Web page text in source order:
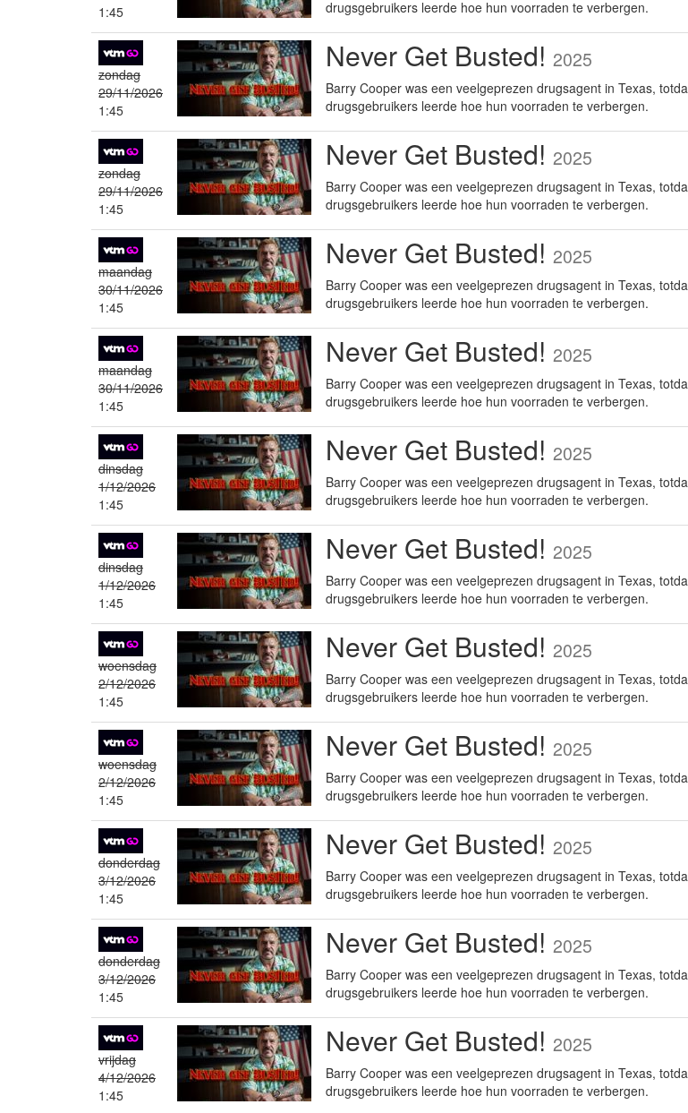
1:45
drugsgebruikers leerde hoe hun voorraden te verbergen.
zondag
29/11/2026
1:45
Never Get Busted! 2025
Barry Cooper was een veelgeprezen drugsagent in Texas,
drugsgebruikers leerde hoe hun voorraden te verbergen.
zondag
29/11/2026
1:45
Never Get Busted! 2025
Barry Cooper was een veelgeprezen drugsagent in Texas,
drugsgebruikers leerde hoe hun voorraden te verbergen.
maandag
30/11/2026
1:45
Never Get Busted! 2025
Barry Cooper was een veelgeprezen drugsagent in Texas,
drugsgebruikers leerde hoe hun voorraden te verbergen.
maandag
30/11/2026
1:45
Never Get Busted! 2025
Barry Cooper was een veelgeprezen drugsagent in Texas,
drugsgebruikers leerde hoe hun voorraden te verbergen.
dinsdag
1/12/2026
1:45
Never Get Busted! 2025
Barry Cooper was een veelgeprezen drugsagent in Texas,
drugsgebruikers leerde hoe hun voorraden te verbergen.
dinsdag
1/12/2026
1:45
Never Get Busted! 2025
Barry Cooper was een veelgeprezen drugsagent in Texas,
drugsgebruikers leerde hoe hun voorraden te verbergen.
woensdag
2/12/2026
1:45
Never Get Busted! 2025
Barry Cooper was een veelgeprezen drugsagent in Texas,
drugsgebruikers leerde hoe hun voorraden te verbergen.
woensdag
2/12/2026
1:45
Never Get Busted! 2025
Barry Cooper was een veelgeprezen drugsagent in Texas,
drugsgebruikers leerde hoe hun voorraden te verbergen.
donderdag
3/12/2026
1:45
Never Get Busted! 2025
Barry Cooper was een veelgeprezen drugsagent in Texas,
drugsgebruikers leerde hoe hun voorraden te verbergen.
donderdag
3/12/2026
1:45
Never Get Busted! 2025
Barry Cooper was een veelgeprezen drugsagent in Texas,
drugsgebruikers leerde hoe hun voorraden te verbergen.
vrijdag
4/12/2026
1:45
Never Get Busted! 2025
Barry Cooper was een veelgeprezen drugsagent in Texas,
drugsgebruikers leerde hoe hun voorraden te verbergen.